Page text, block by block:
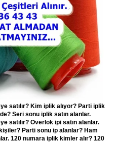
satılır? Kim iplik alıyor? Parti iplik
Seri sonu iplik satın alanlar.
satılır? Overlok ipi satın alanlar.
Parti sonu ip alanlar? Ham
120 numara iplik kimler alır? 120